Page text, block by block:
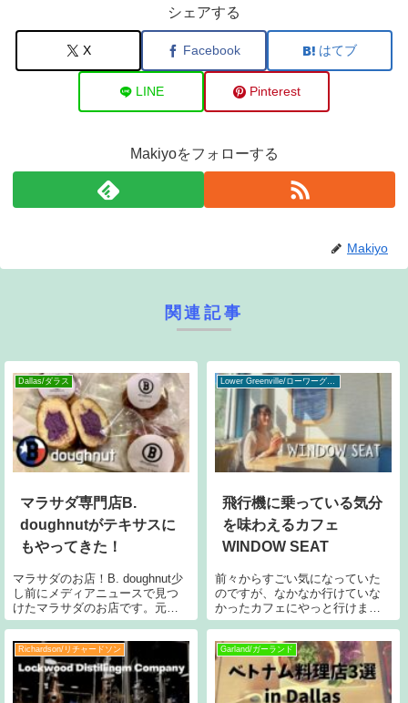
シェアする
X Facebook はてブ
LINE Pinterest
Makiyoをフォローする
Makiyo
関連記事
Dallas/ダラス
マラサダ専門店B.
doughnutがテキサスに
もやってきた！
マラサダのお店！B. doughnut少
し前にメディアニュースで見つ
けたマラサダのお店です。元々
はカリフォルニア（？）のお店
ようですが、テキサスにポップ
アップという形で販売し始めま
した。でもロゴが本家と全く同
じで
Lower Greenville/ローワーグリーンビル
飛行機に乗っている気分
を味わえるカフェ
WINDOW SEAT
前々からすごい気になっていた
のですが、なかなか行けていな
かったカフェにやっと行けまし
た！店名のWINDOW SEATにあ
トは飛行機の窓際の席をイメー
ジしているのです。大きくはな
い店内な上、ソーシャルディス
タンスの
Richardson/リチャードソン Garland/ガーランド